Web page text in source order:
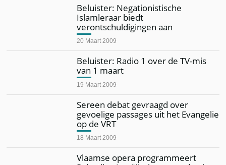
Beluister: Negationistische
Islamleraar biedt
verontschuldigingen aan
20 Maart 2009
Beluister: Radio 1 over de TV-mis
van 1 maart
19 Maart 2009
Sereen debat gevraagd over
gevoelige passages uit het Evangelie
op de VRT
18 Maart 2009
Vlaamse opera programmeert